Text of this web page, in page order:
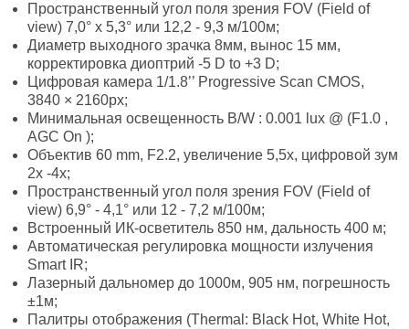
Пространственный угол поля зрения FOV (Field of
view) 7,0° х 5,3° или 12,2 - 9,3 м/100м;
Диаметр выходного зрачка 8мм, вынос 15 мм,
корректировка диоптрий -5 D to +3 D;
Цифровая камера 1/1.8’’ Progressive Scan CMOS,
3840 × 2160рх;
Минимальная освещенность B/W : 0.001 lux @ (F1.0 ,
AGC On );
Объектив 60 mm, F2.2, увеличение 5,5х, цифровой зум
2х -4х;
Пространственный угол поля зрения FOV (Field of
view) 6,9° - 4,1° или 12 - 7,2 м/100м;
Встроенный ИК-осветитель 850 нм, дальность 400 м;
Автоматическая регулировка мощности излучения
Smart IR;
Лазерный дальномер до 1000м, 905 нм, погрешность
±1м;
Палитры отображения (Thermal: Black Hot, White Hot,